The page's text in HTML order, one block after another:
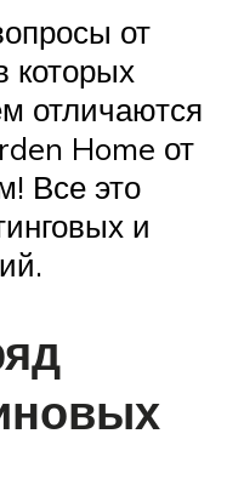
от
которых
отличаются
Home от
Все это
и